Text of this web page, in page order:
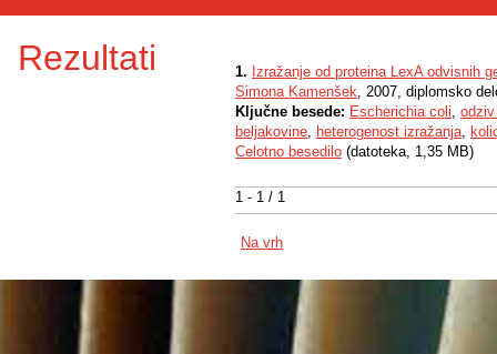
Rezultati
1 - 1 / 1
1. Izražanje od proteina LexA odvisnih
Simona Kamenšek, 2007, diplomsko
Ključne besede: Escherichia coli,
beljakovine, heterogenost izražanja,
Celotno besedilo (datoteka, 1,35 MB)
Na vrh